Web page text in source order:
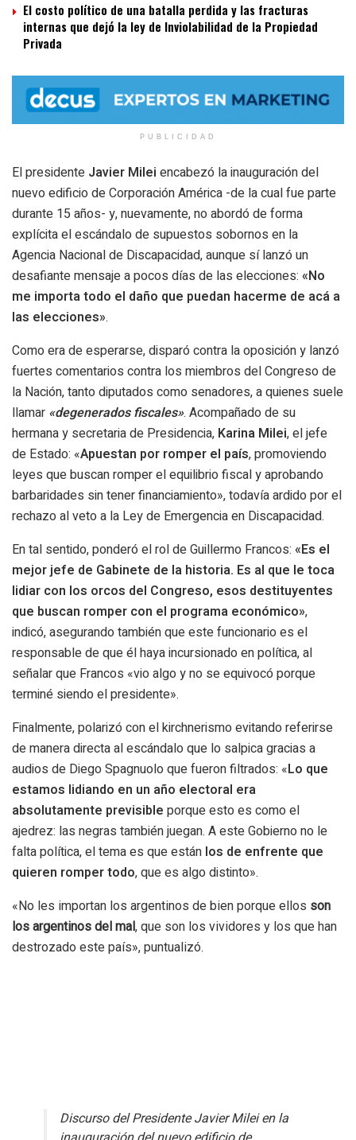
El costo político de una batalla perdida y las fracturas
internas que dejó la ley de Inviolabilidad de la Propiedad
Privada
PUBLICIDAD
El presidente Javier Milei encabezó la inauguración del
nuevo edificio de Corporación América -de la cual fue parte
durante 15 años- y, nuevamente, no abordó de forma
explícita el escándalo de supuestos sobornos en la
Agencia Nacional de Discapacidad, aunque sí lanzó un
desafiante mensaje a pocos días de las elecciones: «No
me importa todo el daño que puedan hacerme de acá a
las elecciones».
Como era de esperarse, disparó contra la oposición y lanzó
fuertes comentarios contra los miembros del Congreso de
la Nación, tanto diputados como senadores, a quienes suele
llamar «degenerados fiscales». Acompañado de su
hermana y secretaria de Presidencia, Karina Milei, el jefe
de Estado: «Apuestan por romper el país, promoviendo
leyes que buscan romper el equilibrio fiscal y aprobando
barbaridades sin tener financiamiento», todavía ardido por el
rechazo al veto a la Ley de Emergencia en Discapacidad.
En tal sentido, ponderó el rol de Guillermo Francos: «Es el
mejor jefe de Gabinete de la historia. Es al que le toca
lidiar con los orcos del Congreso, esos destituyentes
que buscan romper con el programa económico»,
indicó, asegurando también que este funcionario es el
responsable de que él haya incursionado en política, al
señalar que Francos «vio algo y no se equivocó porque
terminé siendo el presidente».
Finalmente, polarizó con el kirchnerismo evitando referirse
de manera directa al escándalo que lo salpica gracias a
audios de Diego Spagnuolo que fueron filtrados: «Lo que
estamos lidiando en un año electoral era
absolutamente previsible porque esto es como el
ajedrez: las negras también juegan. A este Gobierno no le
falta política, el tema es que están los de enfrente que
quieren romper todo, que es algo distinto».
«No les importan los argentinos de bien porque ellos son
los argentinos del mal, que son los vividores y los que han
destrozado este país», puntualizó.
Discurso del Presidente Javier Milei en la